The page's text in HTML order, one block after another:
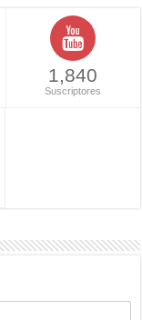
1,840
Suscriptores